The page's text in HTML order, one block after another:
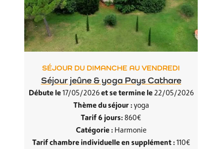
SÉJOUR DU DIMANCHE AU VENDREDI
Séjour jeûne & yoga Pays Cathare
Débute le17/05/2026et se termine le22/05/2026
Thème du séjour :yoga
Tarif 6 jours: 860€
Catégorie :Harmonie
Tarif chambre individuelle en supplément :110€